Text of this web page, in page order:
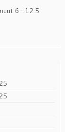
6.-12.5.